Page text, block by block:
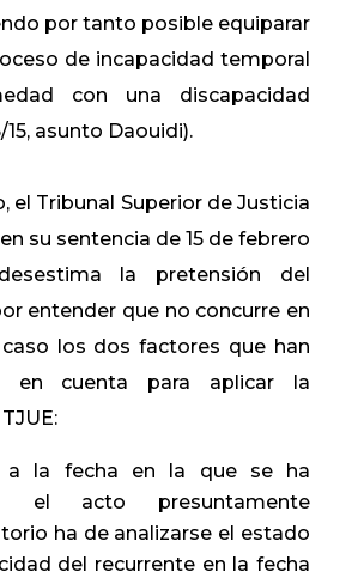
por tanto posible equiparar
de incapacidad temporal
con una discapacidad
15, asunto Daouidi).
el Tribunal Superior de Justicia
su sentencia de 15 de febrero
la pretensión del
entender que no concurre en
los dos factores que han
en cuenta para aplicar la
a la fecha en la que se ha
el acto presuntamente
ha de analizarse el estado
del recurrente en la fecha